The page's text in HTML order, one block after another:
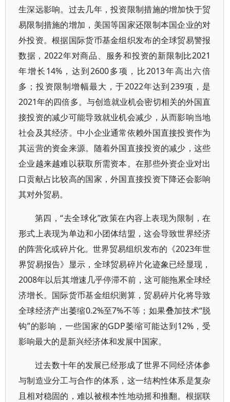
生深远影响。过去几年，投资限制措施的增加快于贸
易限制措施的增加，美国等国家还限制本国企业的对
外投资。根据国际货币基金组织发布的全球贸易警报
数据，2022年对商品、服务和投资的新限制比2021
年增长14%，达到2600多项，比2013年高出六倍
多；投资限制增幅最大，于2022年达到239项，是
2021年的四倍多。与创造就业机会密切相关的外国直
接投资的减少可能导致就业机会减少，从而影响当地
社会及其经济。中小企业通常依赖外国直接投资作为
其运营的资金来源。随着外国直接投资的减少，这些
企业越来越难以获取所需资本。在那些外资企业对出
口贡献占比较高的国家，外国直接投资下降还会影响
其对外贸易。
第四，“去全球化”政策在内容上表现为限制，在
形式上表现为单边和小团体结盟，这会导致世界经济
的阵营化或碎片化。世界贸易组织发布的《2023年世
界贸易报告》显示，全球贸易碎片化迹象已经显现，
2008年以后其增速几乎停滞不前，这可能拖累全球经
济增长。国际货币基金组织测算，贸易碎片化将导致
全球经济产出萎缩0.2%至7%不等；如果叠加技术“脱
钩”的影响，一些国家的GDP萎缩可能达到12%，受
影响最大的是新兴经济体和发展中国家。
过去数十年的发展已经形成了世界不同经济体参
与制造业分工与合作的体系，这一结构性体系是复杂
且相对稳固的，难以被根本性地动摇和推翻。根据联